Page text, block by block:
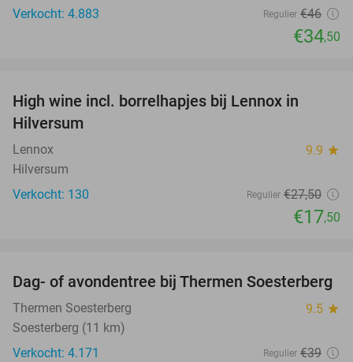
Verkocht: 4.883
Regulier €46
€34,50
High wine incl. borrelhapjes bij Lennox in
Hilversum
Lennox 9.9 star
Hilversum
Verkocht: 130
Regulier €27,50
€17,50
29%
Dag- of avondentree bij Thermen Soesterberg
Thermen Soesterberg 9.5 star
Soesterberg (11 km)
Verkocht: 4.171
Regulier €39